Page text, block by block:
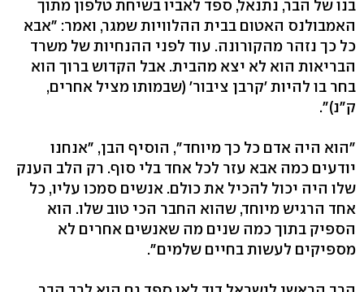
בנו של הבר, נתנאל, ספד לאביו בשיחת טלפון מתוך
האמבולנס האטום בבית ההלוויות שמגר, ואמר: "אבא
כל כך נזהר מהקורונה. עוד לפני ההנחיות של משרד
הבריאות הוא לא יצא מהבית. אבל הקדוש ברוך הוא
בחר בו להיות 'קרבן ציבור' (שבמותו מציל אחרים,
ק"נ)".
"הוא היה אדם כל כך מיוחד", הוסיף הבן, "אנחנו
יודעים כמה אבא עזר לכל אחד בלי סוף. רק הלב הענק
שלו היה יכול להכיל את כולם. אנשים סמכו עליו, כל
אחד הרגיש מיוחד, שהוא החבר הכי טוב שלו. הוא
הספיק בתוך כמה שנים מה שאנשים אחרים לא
מספיקים לעשות בחיים שלמים".